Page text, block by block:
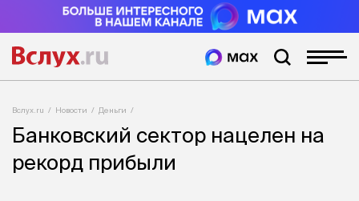
Вслух.ru Новости Деньги
Банковский сектор нацелен на
рекорд прибыли